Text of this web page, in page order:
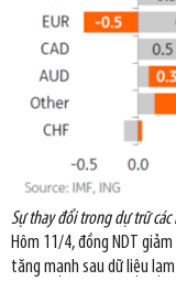
Sự thay đổi trong dự trữ
Hôm 11/4, đồng NDT
tăng mạnh sau dữ liệu